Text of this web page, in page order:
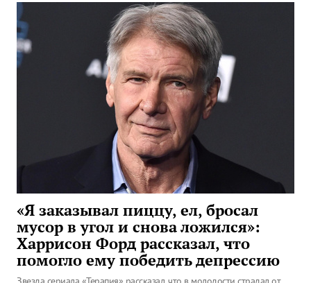
«Я заказывал пиццу, ел, бросал
мусор в угол и снова ложился»:
Харрисон Форд рассказал, что
помогло ему победить депрессию